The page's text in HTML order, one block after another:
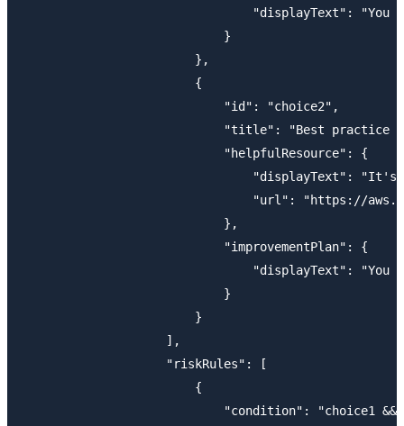
"displayText": "You
                            }
                        },
                        {
                            "id": "choice2",
"title": "Best practice
                            "helpfulResource": {
"displayText":
"url": "https://
                            },
                            "improvementPlan": {
"displayText": "You
                            }
                        }
                    ],
                    "riskRules": [
                        {
"condition": "choice1 &&